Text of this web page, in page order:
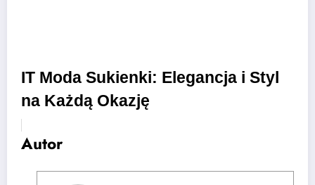
IT Moda Sukienki: Elegancja i Styl
na Każdą Okazję
Autor